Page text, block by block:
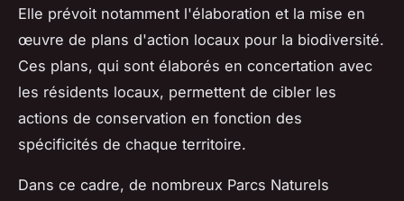
Elle prévoit notamment l'élaboration et la mise en
œuvre de plans d'action locaux pour la biodiversité.
Ces plans, qui sont élaborés en concertation avec
les résidents locaux, permettent de cibler les
actions de conservation en fonction des
spécificités de chaque territoire.
Dans ce cadre, de nombreux Parcs Naturels